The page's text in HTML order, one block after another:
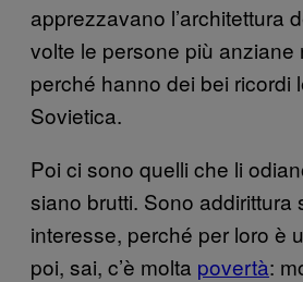
apprezzavano l’architettura
volte le persone più anziane
perché hanno dei bei ricordi
Sovietica.
Poi ci sono quelli che li
siano brutti. Sono addirittura
interesse, perché per loro è
poi, sai, c’è molta povertà: